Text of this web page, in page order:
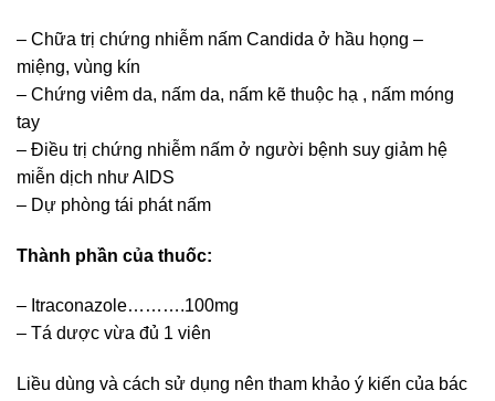
– Chữa trị chứng nhiễm nấm Candida ở hầu họng –
miệng, vùng kín
– Chứng viêm da, nấm da, nấm kẽ thuộc hạ , nấm móng
tay
– Điều trị chứng nhiễm nấm ở người bệnh suy giảm hệ
miễn dịch như AIDS
– Dự phòng tái phát nấm
Thành phần của thuốc:
– Itraconazole……….100mg
– Tá dược vừa đủ 1 viên
Liều dùng và cách sử dụng nên tham khảo ý kiến của bác